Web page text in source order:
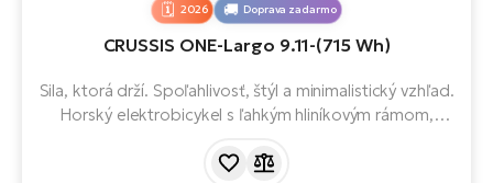
2026 Doprava zadarmo
CRUSSIS ONE-Largo 9.11-(715 Wh)
Sila, ktorá drží. Spoľahlivosť, štýl a minimalistický vzhľad.
Horský elektrobicykel s ľahkým hliníkovým rámom,
715 Wh, 29" kolesami a 12-stupňovou prehadzovačkou.